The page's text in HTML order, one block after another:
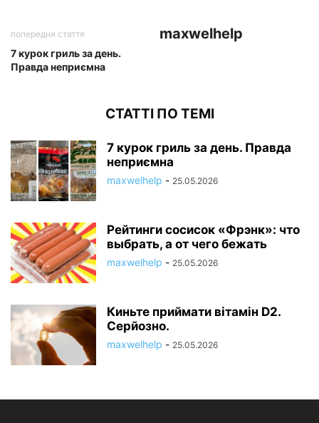
попередня стаття
7 курок гриль за день.
Правда неприємна
maxwelhelp
СТАТТІ ПО ТЕМІ
7 курок гриль за день. Правда
неприємна
maxwelhelp - 25.05.2026
Рейтинги сосисок «Фрэнк»: что
выбрать, а от чего бежать
maxwelhelp - 25.05.2026
Киньте приймати вітамін D2.
Серйозно.
maxwelhelp - 25.05.2026